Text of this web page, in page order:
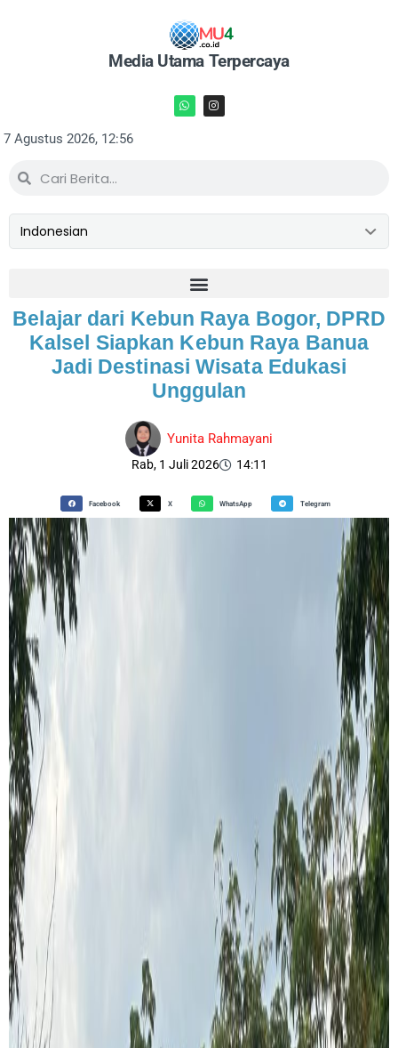
Media Utama Terpercaya
7 Agustus 2026, 12:56
Belajar dari Kebun Raya Bogor, DPRD
Kalsel Siapkan Kebun Raya Banua
Jadi Destinasi Wisata Edukasi
Unggulan
Yunita Rahmayani
Rab, 1 Juli 2026 14:11
Facebook X WhatsApp Telegram